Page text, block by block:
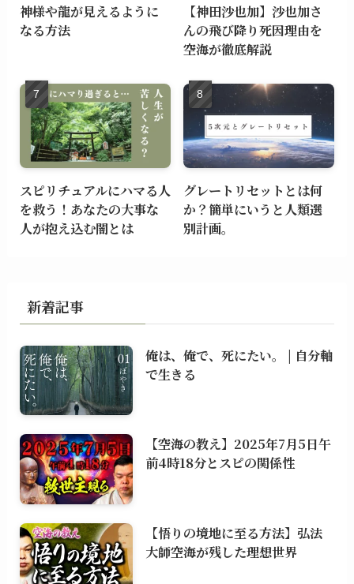
神様や龍が見えるように
なる方法
【神田沙也加】沙也加さ
んの飛び降り死因理由を
空海が徹底解説
スピリチュアルにハマる人
を救う！あなたの大事な
人が抱え込む闇とは
グレートリセットとは何
か？簡単にいうと人類選
別計画。
新着記事
俺は、俺で、死にたい。 | 自分軸
で生きる
【空海の教え】2025年7月5日午
前4時18分とスピの関係性
【悟りの境地に至る方法】弘法
大師空海が残した理想世界